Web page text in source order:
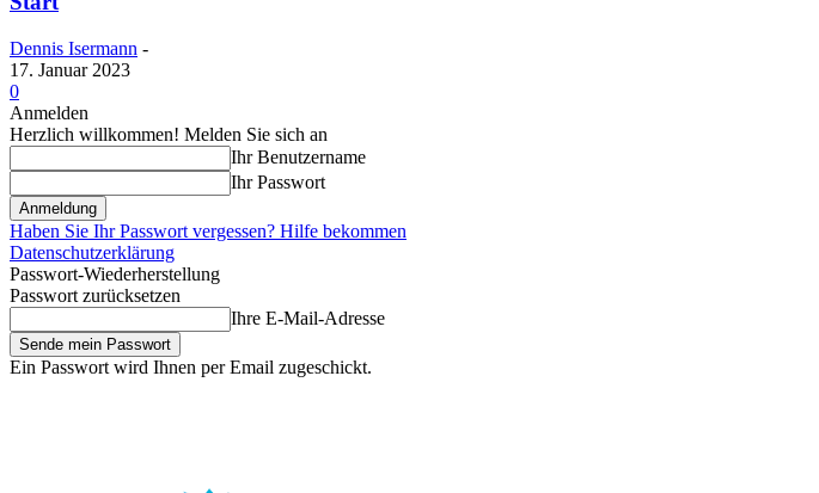
Dennis Isermann -
17. Januar 2023
0
Anmelden
Herzlich willkommen! Melden Sie sich an
Ihr Benutzername
Ihr Passwort
Haben Sie Ihr Passwort vergessen? Hilfe bekommen
Datenschutzerklärung
Passwort-Wiederherstellung
Passwort zurücksetzen
Ihre E-Mail-Adresse
Ein Passwort wird Ihnen per Email zugeschickt.